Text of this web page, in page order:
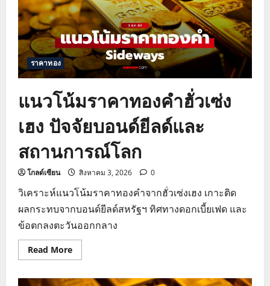
ปัจจัย
หนุน
และ
กดดัน
ตลาด
ทอง
โลก
ราคาทอง
แนวโน้มราคาทองคำฮั่วเซ่ง
เฮง ปัจจัยบอนด์ยีลด์และ
สถานการณ์โลก
โกลด์เซียน สิงหาคม 3, 2026 0
วิเคราะห์แนวโน้มราคาทองคำจากฮั่วเซ่งเฮง เกาะติด
ผลกระทบจากบอนด์ยีลด์สหรัฐฯ ทิศทางดอกเบี้ยเฟด และ
ข้อตกลงตะวันออกกลาง
Read MoreRead
more
โน้ม